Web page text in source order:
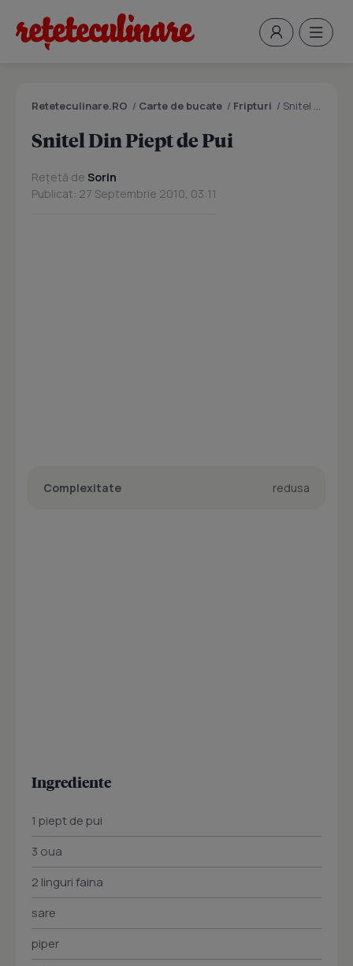
Reteteculinare.RO / Carte de bucate / Fripturi / Snitel Din Piept de Pui
Snitel Din Piept de Pui
Rețetă de Sorin
Publicat: 27 Septembrie 2010, 03:11
Complexitate redusa
Ingrediente
1 piept de pui
3 oua
2 linguri faina
sare
piper